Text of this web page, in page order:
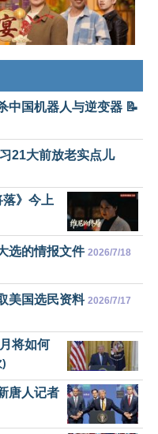
中国机器人与逆变器 📝
21大前放老实点儿
落》今上
选的情报文件 2026/7/18
美国选民资料 2026/7/17
将如何
)
唐人记者